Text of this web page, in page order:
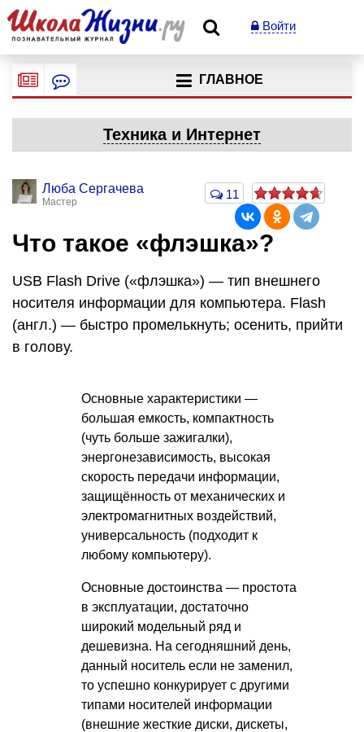
Войти
ГЛАВНОЕ
Техника и Интернет
Люба Сергачева
Мастер
11
Что такое «флэшка»?
USB Flash Drive («флэшка») — тип внешнего
носителя информации для компьютера. Flash
(англ.) — быстро промелькнуть; осенить, прийти
в голову.
Основные характеристики —
большая емкость, компактность
(чуть больше зажигалки),
энергонезависимость, высокая
скорость передачи информации,
защищённость от механических и
электромагнитных воздействий,
универсальность (подходит к
любому компьютеру).
Основные достоинства — простота
в эксплуатации, достаточно
широкий модельный ряд и
дешевизна. На сегодняшний день,
данный носитель если не заменил,
то успешно конкурирует с другими
типами носителей информации
(внешние жесткие диски, дискеты,